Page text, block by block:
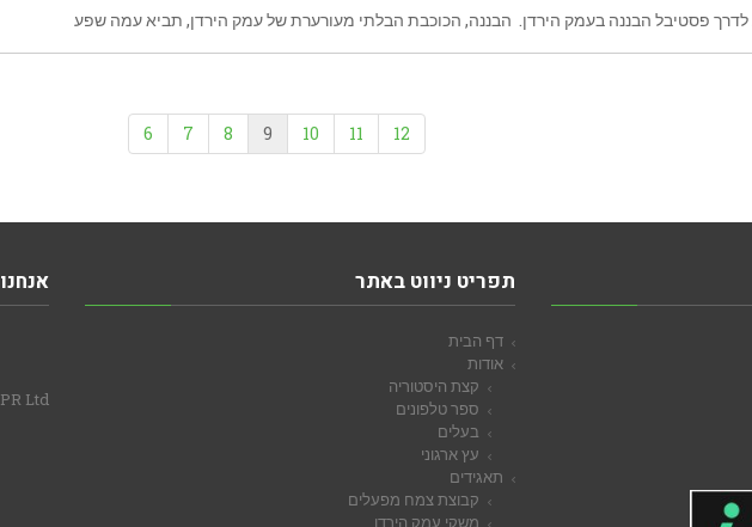
6 7 8 9 10 11 12
תפריט ניווט באתר
דף הבית
אודות
קצת היסטוריה
ספר טלפונים
בעלים
עץ ארגוני
תאגידים
קבוצת צמח מפעלים
משקי עמק הירדן
Ltd